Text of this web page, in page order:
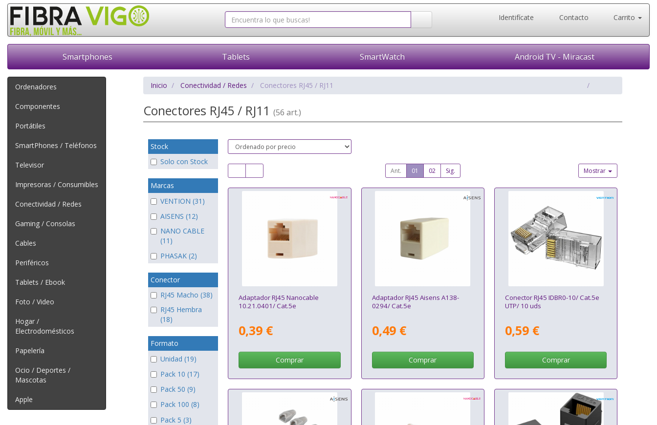
Identifícate Contacto Carrito
Smartphones Tablets SmartWatch Android TV - Miracast
Ordenadores
Componentes
Portátiles
SmartPhones / Teléfonos
Televisor
Impresoras / Consumibles
Conectividad / Redes
Gaming / Consolas
Cables
Periféricos
Tablets / Ebook
Foto / Video
Hogar /
Electrodomésticos
Papelería
Ocio / Deportes /
Mascotas
Apple
Inicio Conectividad / Redes Conectores RJ45 / RJ11
Conectores RJ45 / RJ11 (56 art.)
Stock
Solo con Stock
Marcas
VENTION (31)
AISENS (12)
NANO CABLE
(11)
PHASAK (2)
Conector
RJ45 Macho (38)
RJ45 Hembra
(18)
Formato
Unidad (19)
Pack 10 (17)
Pack 50 (9)
Pack 100 (8)
Pack 5 (3)
Ant. 01 02 Sig. Mostrar
Adaptador RJ45 Nanocable
10.21.0401/ Cat.5e
0,39 €
Comprar
Adaptador RJ45 Aisens A138-
0294/ Cat.5e
0,49 €
Comprar
Conector RJ45 IDBR0-10/ Cat.5e
UTP/ 10 uds
0,59 €
Comprar